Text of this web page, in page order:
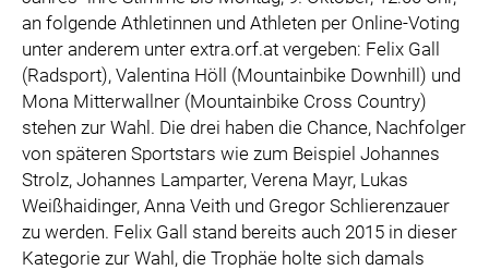
an folgende Athletinnen und Athleten per Online-Voting
unter anderem unter extra.orf.at vergeben: Felix Gall
(Radsport), Valentina Höll (Mountainbike Downhill) und
Mona Mitterwallner (Mountainbike Cross Country)
stehen zur Wahl. Die drei haben die Chance, Nachfolger
von späteren Sportstars wie zum Beispiel Johannes
Strolz, Johannes Lamparter, Verena Mayr, Lukas
Weißhaidinger, Anna Veith und Gregor Schlierenzauer
zu werden. Felix Gall stand bereits auch 2015 in dieser
Kategorie zur Wahl, die Trophäe holte sich damals